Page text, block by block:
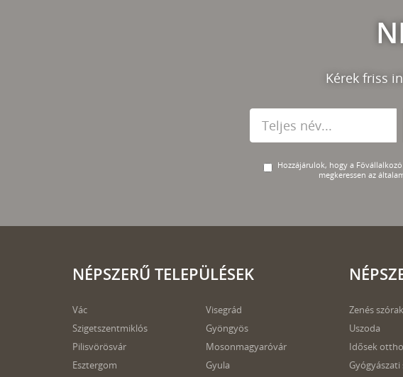
Kérek friss
Hozzájárulok, hogy a
megkeressen az
NÉPSZERŰ TELEPÜLÉSEK
Vác
Szigetszentmiklós
Pilisvörösvár
Esztergom
Visegrád
Gyöngyös
Mosonmagyaróvár
Gyula
Zenés
Uszoda
Idősek
Gyógyászati